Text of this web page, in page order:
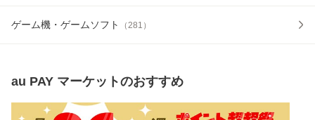
ゲーム機・ゲームソフト （281 ）
au PAY マーケットのおすすめ